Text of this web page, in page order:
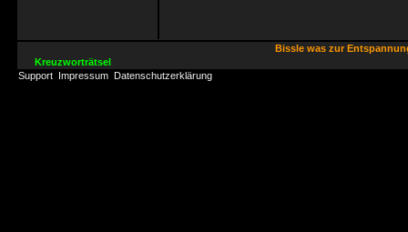
Bissle was zur
Kreuzworträtsel
Support Impressum Datenschutzerklärung